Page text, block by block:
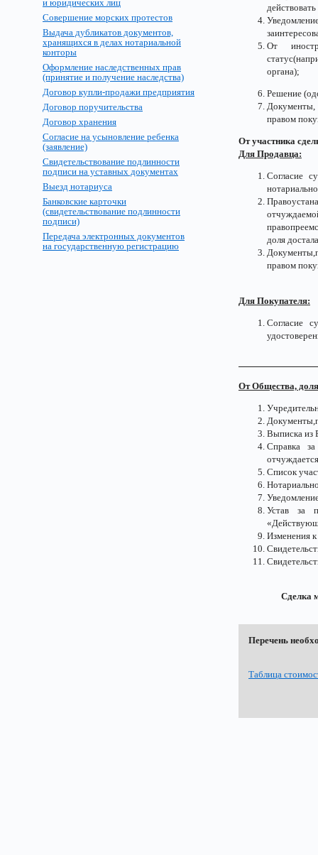
и юридических лиц
Совершение морских протестов
Выдача дубликатов документов,
хранящихся в делах нотариальной
конторы
Оформление наследственных прав
(принятие и получение наследства)
Договор купли-продажи предприятия
Договор поручительства
Договор хранения
Согласие на усыновление ребенка
(заявление)
Свидетельствование подлинности
подписи на уставных документах
Выезд нотариуса
Банковские карточки
(свидетельствование подлинности
подписи)
Передача электронных документов
на государственную регистрацию
От
органа);
Решение
правом
От участника
Для Продавца:
Согласие
доля
правом
Для Покупателя:
Согласие
От Общества,
Выписка
Справка
Список
Устав за
Изменения
Сделка
Перечень
Таблица